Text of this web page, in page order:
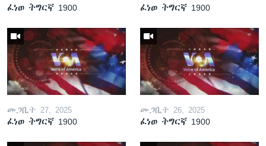
ፈነወ ትግርኛ 1900 ፈነወ ትግርኛ 1900
መጋቢት 27, 2025
ፈነወ ትግርኛ 1900
መጋቢት 26, 2025
ፈነወ ትግርኛ 1900